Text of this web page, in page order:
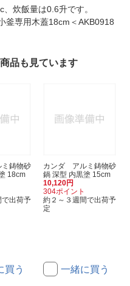
炊飯量は0.6升です。
釜専用木蓋18cm＜AKB0918
品も見ています
鋳物砂
18cm
で出荷予
買う
カンダ アルミ鋳物砂
鍋 深型 内黒塗 15cm
10,120円
304ポイント
約２～３週間で出荷予
定
一緒に買う